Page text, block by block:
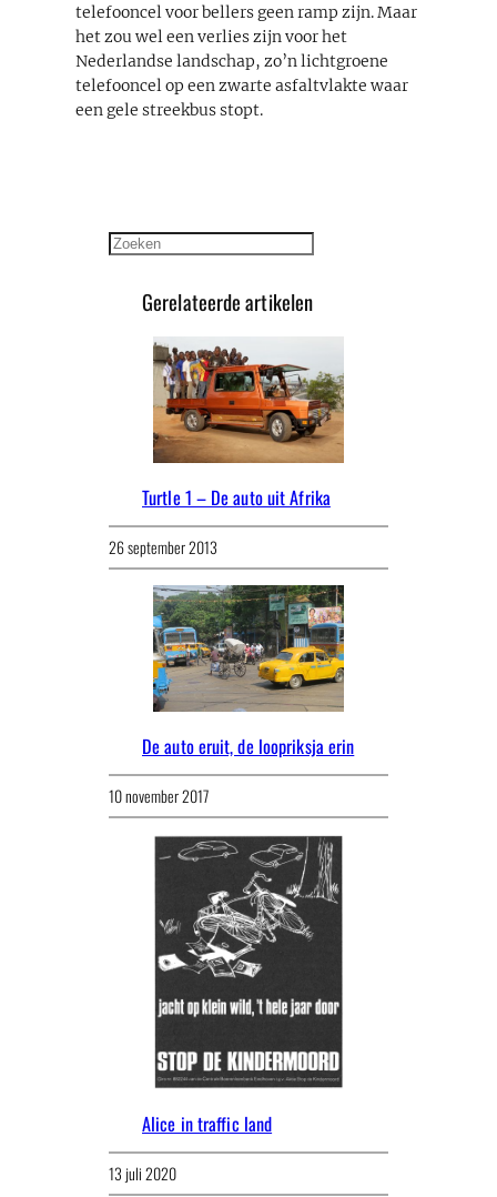
telefooncel voor bellers geen ramp zijn. Maar
het zou wel een verlies zijn voor het
Nederlandse landschap, zo’n lichtgroene
telefooncel op een zwarte asfaltvlakte waar
een gele streekbus stopt.
Zoeken
Gerelateerde artikelen
Turtle 1 – De auto uit Afrika
26 september 2013
De auto eruit, de loopriksja erin
10 november 2017
Alice in traffic land
13 juli 2020